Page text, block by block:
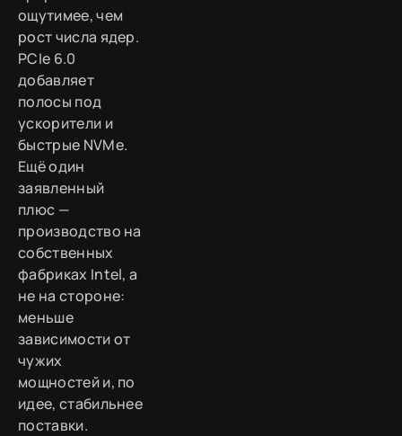
ощутимее, чем
рост числа ядер.
PCIe 6.0
добавляет
полосы под
ускорители и
быстрые NVMe.
Ещё один
заявленный
плюс —
производство на
собственных
фабриках Intel, а
не на стороне:
меньше
зависимости от
чужих
мощностей и, по
идее, стабильнее
поставки.